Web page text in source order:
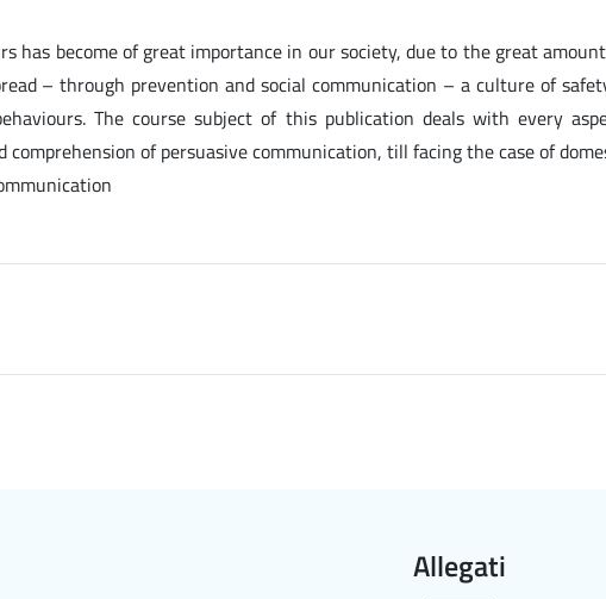
has become of great importance in our society, due to the great
– through prevention and social communication – a culture of
The course subject of this publication deals with every
of persuasive communication, till facing the case of
Allegati